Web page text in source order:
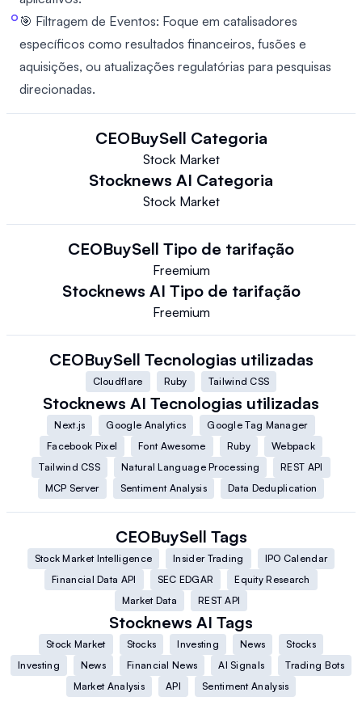
🎯 Filtragem de Eventos: Foque em catalisadores
específicos como resultados financeiros, fusões e
aquisições, ou atualizações regulatórias para pesquisas
direcionadas.
CEOBuySell Categoria
Stock Market
Stocknews AI Categoria
Stock Market
CEOBuySell Tipo de tarifação
Freemium
Stocknews AI Tipo de tarifação
Freemium
CEOBuySell Tecnologias utilizadas
Cloudflare Ruby Tailwind CSS
Stocknews AI Tecnologias utilizadas
Next.js Google Analytics
Google Tag Manager
Facebook Pixel
Font Awesome Ruby
Webpack
Tailwind CSS
Natural Language Processing
REST API
MCP Server
Sentiment Analysis Data Deduplication
CEOBuySell Tags
Stock Market Intelligence Insider Trading
IPO Calendar
Financial Data API
SEC EDGAR
Equity Research
Market Data
REST API
Stocknews AI Tags
Stock Market Stocks Investing News
Stocks
Investing
News Financial News AI Signals
Trading Bots
Market Analysis
API Sentiment Analysis